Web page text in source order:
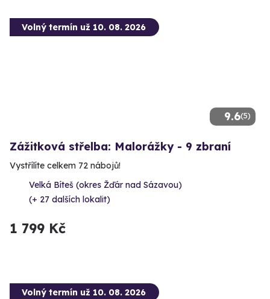
9.6(5)
Volný termín už 10. 08. 2026
Zážitková střelba: Malorážky - 9 zbraní
Vystřílíte celkem 72 nábojů!
Velká Bíteš (okres Žďár nad Sázavou)
(+ 27 dalších lokalit)
1 799 Kč
Volný termín už 10. 08. 2026